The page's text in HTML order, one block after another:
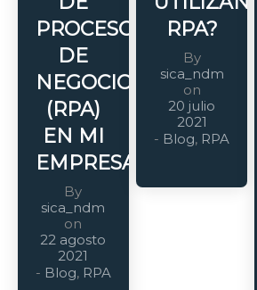
PROCESOS
DE
NEGOCIO
(RPA)
EN MI
EMPRESA?
By
sica_ndm
on
22 agosto
2021
- Blog, RPA
RPA?
By
sica_ndm
on
20 julio
2021
- Blog, RPA